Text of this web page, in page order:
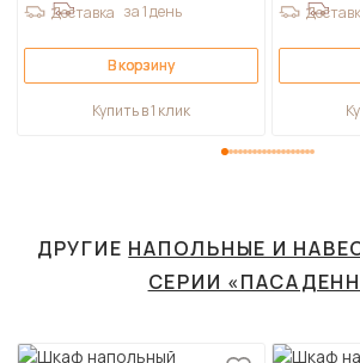
Доставка за 1 день
В корзину
Купить в 1 клик
ДРУГИЕ НАПОЛЬНЫЕ И
СЕРИИ